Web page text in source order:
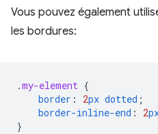
Vous pouvez également
les bordures:
.my-element {
border : 2px dotted ;
border-inline-end : 2
}